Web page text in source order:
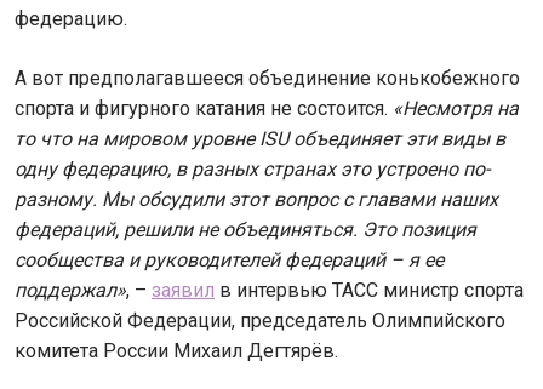
федерацию.
А вот предполагавшееся объединение конькобежного
спорта и фигурного катания не состоится. «Несмотря на
то что на мировом уровне ISU объединяет эти виды в
одну федерацию, в разных странах это устроено по-
разному. Мы обсудили этот вопрос с главами наших
федераций, решили не объединяться. Это позиция
сообщества и руководителей федераций – я ее
поддержал», – заявил в интервью ТАСС министр спорта
Российской Федерации, председатель Олимпийского
комитета России Михаил Дегтярёв.